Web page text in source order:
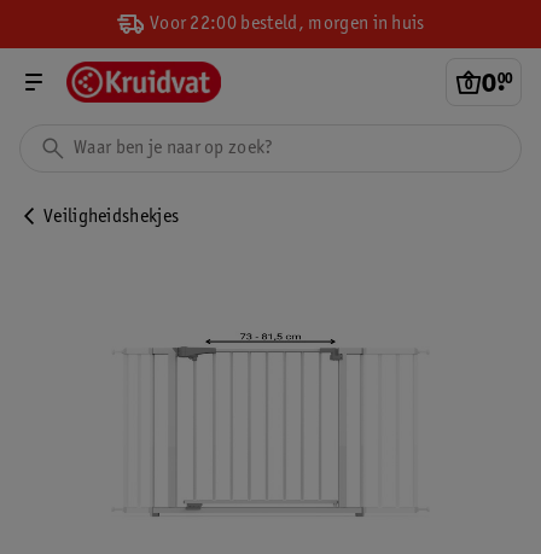
Voor 22:00 besteld, morgen in huis
0.
00
Veiligheidshekjes